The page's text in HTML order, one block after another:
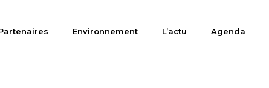
Environnement L’actu Agenda